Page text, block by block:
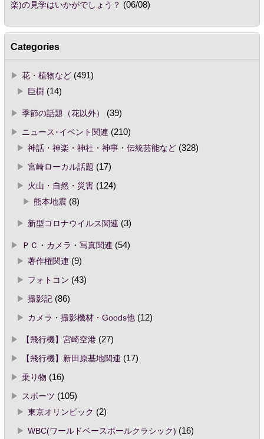
楽)の見学はいかがでしょう？ (06/08)
Categories
花・植物など(491)
巨樹(14)
季節の話題（花以外）
(39)
ニュース･イベント関連 (210)
神話・神楽・神社・神事・伝統芸能など(328)
宮崎ローカル話題 (17)
火山・自然・災害(124)
熊本地震(8)
新型コロナウイルス関連 (3)
ＰＣ・カメラ・写真関連 (54)
著作権関連 (9)
フォトコン (43)
撮影記(86)
カメラ・撮影機材・Goods他(12)
【飛行機】宮崎空港(27)
【飛行機】新田原基地関連 (17)
乗り物 (16)
スポーツ (105)
東京オリンピック (2)
WBC(ワールドベースボールクラシック) (16)